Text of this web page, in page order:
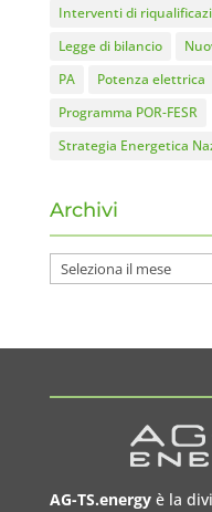
Interventi di
Legge di bilancio
PA
Potenza elettrica
Programma POR-FESR
Strategia Energetica
Archivi
Archivi
AG-TS.energyè la